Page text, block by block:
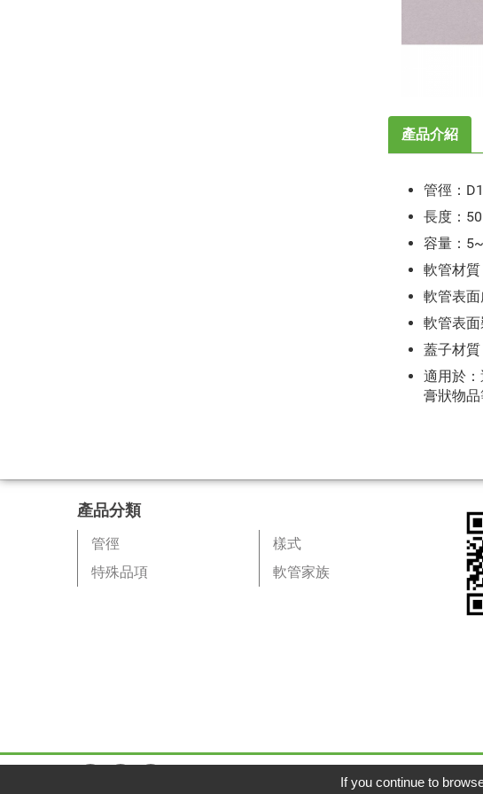
產品介紹
管徑：
長度：
容量：
軟管材質
軟管表
軟管表
蓋子材質
適用於
膏狀物
產品分類
管徑
樣式
特殊品項
軟管家族
If you continue to